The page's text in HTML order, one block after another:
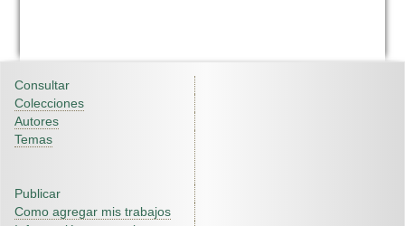
Consultar
Colecciones
Autores
Temas
Publicar
Como agregar mis trabajos